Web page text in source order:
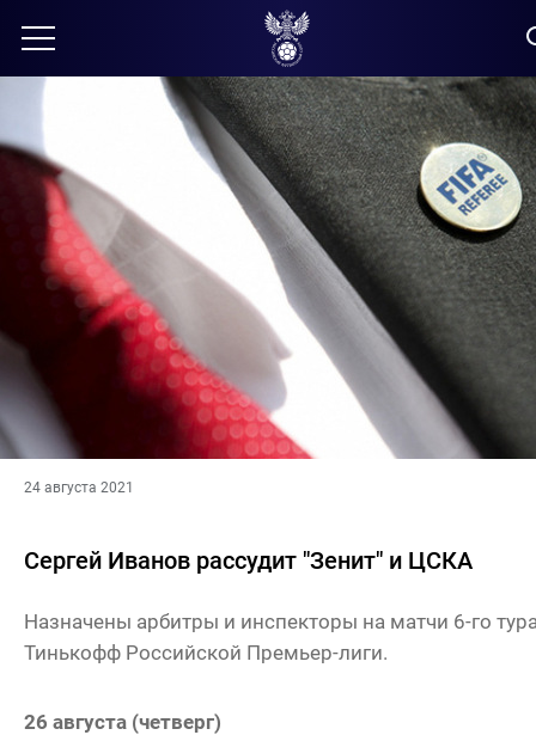
24 августа 2021
Сергей Иванов рассудит "Зенит" и ЦСКА
Назначены арбитры и инспекторы на матчи 6-го
Тинькофф Российской Премьер-лиги.
26 августа (четверг)